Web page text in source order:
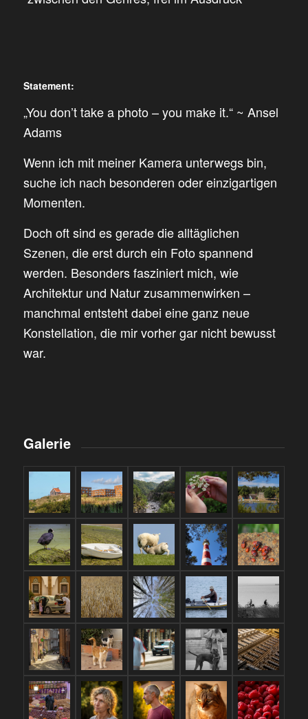
Statement:
„You don’t take a photo – you make it.“ ~ Ansel
Adams
Wenn ich mit meiner Kamera unterwegs bin,
suche ich nach besonderen oder einzigartigen
Momenten.
Doch oft sind es gerade die alltäglichen
Szenen, die erst durch ein Foto spannend
werden. Besonders fasziniert mich, wie
Architektur und Natur zusammenwirken –
manchmal entsteht dabei eine ganz neue
Konstellation, die mir vorher gar nicht bewusst
war.
Galerie